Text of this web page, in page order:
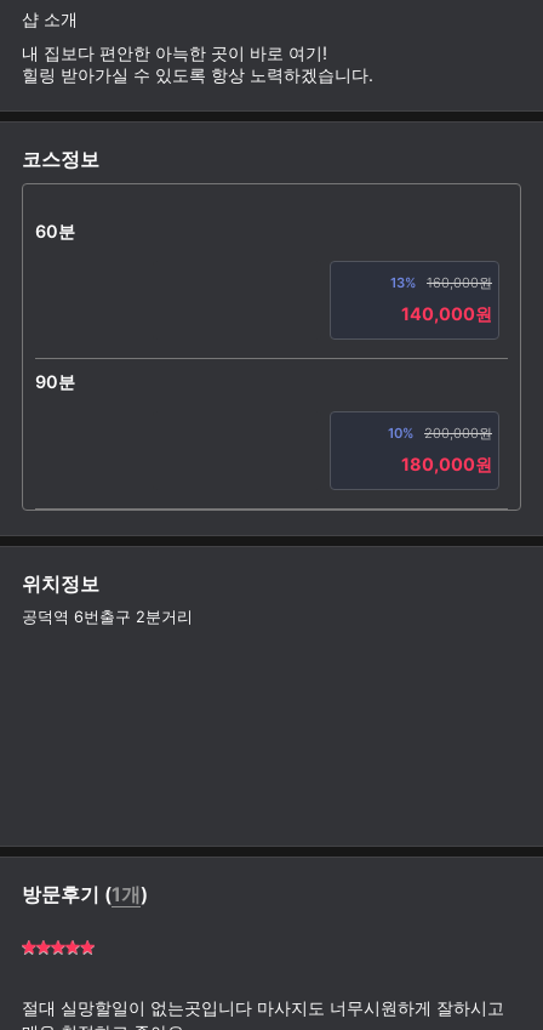
샵 소개
내 집보다 편안한 아늑한 곳이 바로 여기!
힐링 받아가실 수 있도록 항상 노력하겠습니다.
코스정보
60분
13% 160,000원
140,000원
90분
10% 200,000원
180,000원
위치정보
공덕역 6번출구 2분거리
방문후기 (1개)
절대 실망할일이 없는곳입니다 마사지도 너무시원하게 잘하시고